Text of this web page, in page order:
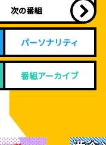
次の番組
パーソナリティ
番組アーカイブ